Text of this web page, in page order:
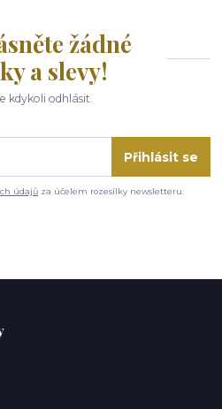
žádné
a slevy!
kdykoli odhlásit.
Přihlásit se
údajů za účelem rozesílky newsletteru.